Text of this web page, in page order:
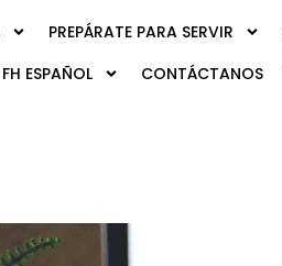
PREPÁRATE PARA SERVIR
FH ESPAÑOL CONTÁCTANOS